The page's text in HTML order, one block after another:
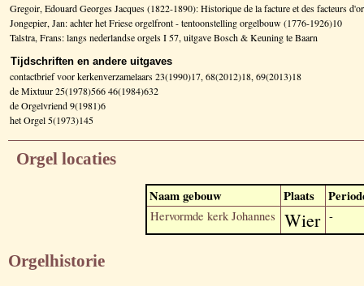
Gregoir, Edouard Georges Jacques (1822-1890): Historique de la facture et des facteurs
Jongepier, Jan: achter het Friese orgelfront - tentoonstelling orgelbouw (1776-1926)10
Talstra, Frans: langs nederlandse orgels I 57, uitgave Bosch & Keuning te Baarn
Tijdschriften en andere uitgaves
contactbrief voor kerkenverzamelaars 23(1990)17, 68(2012)18, 69(2013)18
de Mixtuur 25(1978)566 46(1984)632
de Orgelvriend 9(1981)6
het Orgel 5(1973)145
Orgel locaties
Naam gebouw Plaats
Hervormde kerk Johannes Wier -
Orgelhistorie